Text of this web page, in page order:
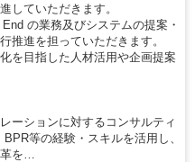
していただきます。
の業務及びシステムの提案・
推進を担っていただきます。
を目指した人材活用や企画提案
ーションに対するコンサルティ
等の経験・スキルを活用し、
を…